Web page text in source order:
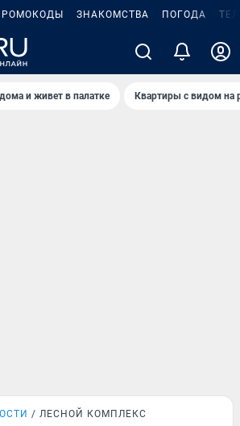
ЗНАКОМСТВА ПОГОДА
и живет в палатке Квартиры с видом на
ЛЕСНОЙ КОМПЛЕКС